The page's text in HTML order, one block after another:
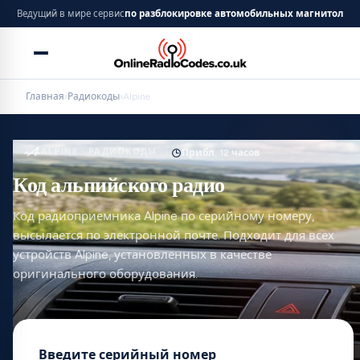
Ведущий в мире сервиспо разблокировке автомобильных магнитол
Главная› Радиокоды›Alpine
ALPINE · РАДИОКОДЫ Прибл. 12 часов
Код альпийского радио
Код радиоприемника Alpine по серийному номеру,
высылается по электронной почте. Подходит для всех
устройств Alpine, установленных в качестве
оригинального оборудования.
Введите серийный номер